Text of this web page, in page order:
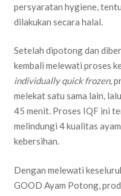
persyaratan hygiene,
dilakukan secara halal.
Setelah dipotong dan
kembali melewati proses
individually quick frozen,
melekat satu sama lain,
45 menit. Proses IQF ini
melindungi 4 kualitas
kebersihan.
Dengan melewati
GOOD Ayam Potong,